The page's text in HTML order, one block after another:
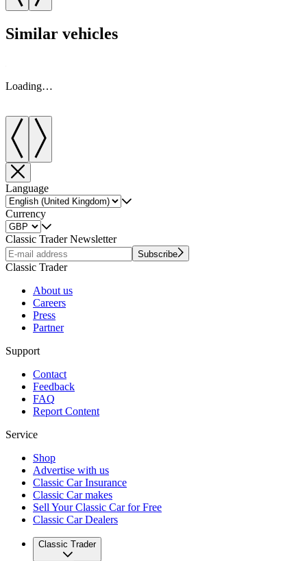
Similar vehicles
Loading…
Language
Currency
Classic Trader Newsletter
Subscribe
Classic Trader
About us
Careers
Press
Partner
Support
Contact
Feedback
FAQ
Report Content
Service
Shop
Advertise with us
Classic Car Insurance
Classic Car makes
Sell Your Classic Car for Free
Classic Car Dealers
Classic Trader